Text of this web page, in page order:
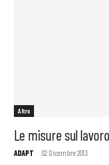
Altro
Le misure sul
ADAPT - 02 Dicembre 2013